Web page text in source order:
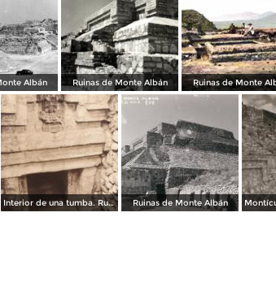
Albán Ruinas de Monte Albán Ruinas de Monte
Interior de una tumba. Ruinas de Monte Albán Ruinas de Monte Albán